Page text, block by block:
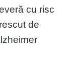
cu risc
de